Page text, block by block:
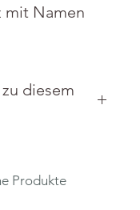
mit Namen
diesem
x 2 cm
Produkte